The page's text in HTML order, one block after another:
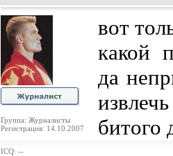
Группа: Журналисты
Регистрация: 14.10.2007
вот
какой
да
битого
ICQ: --